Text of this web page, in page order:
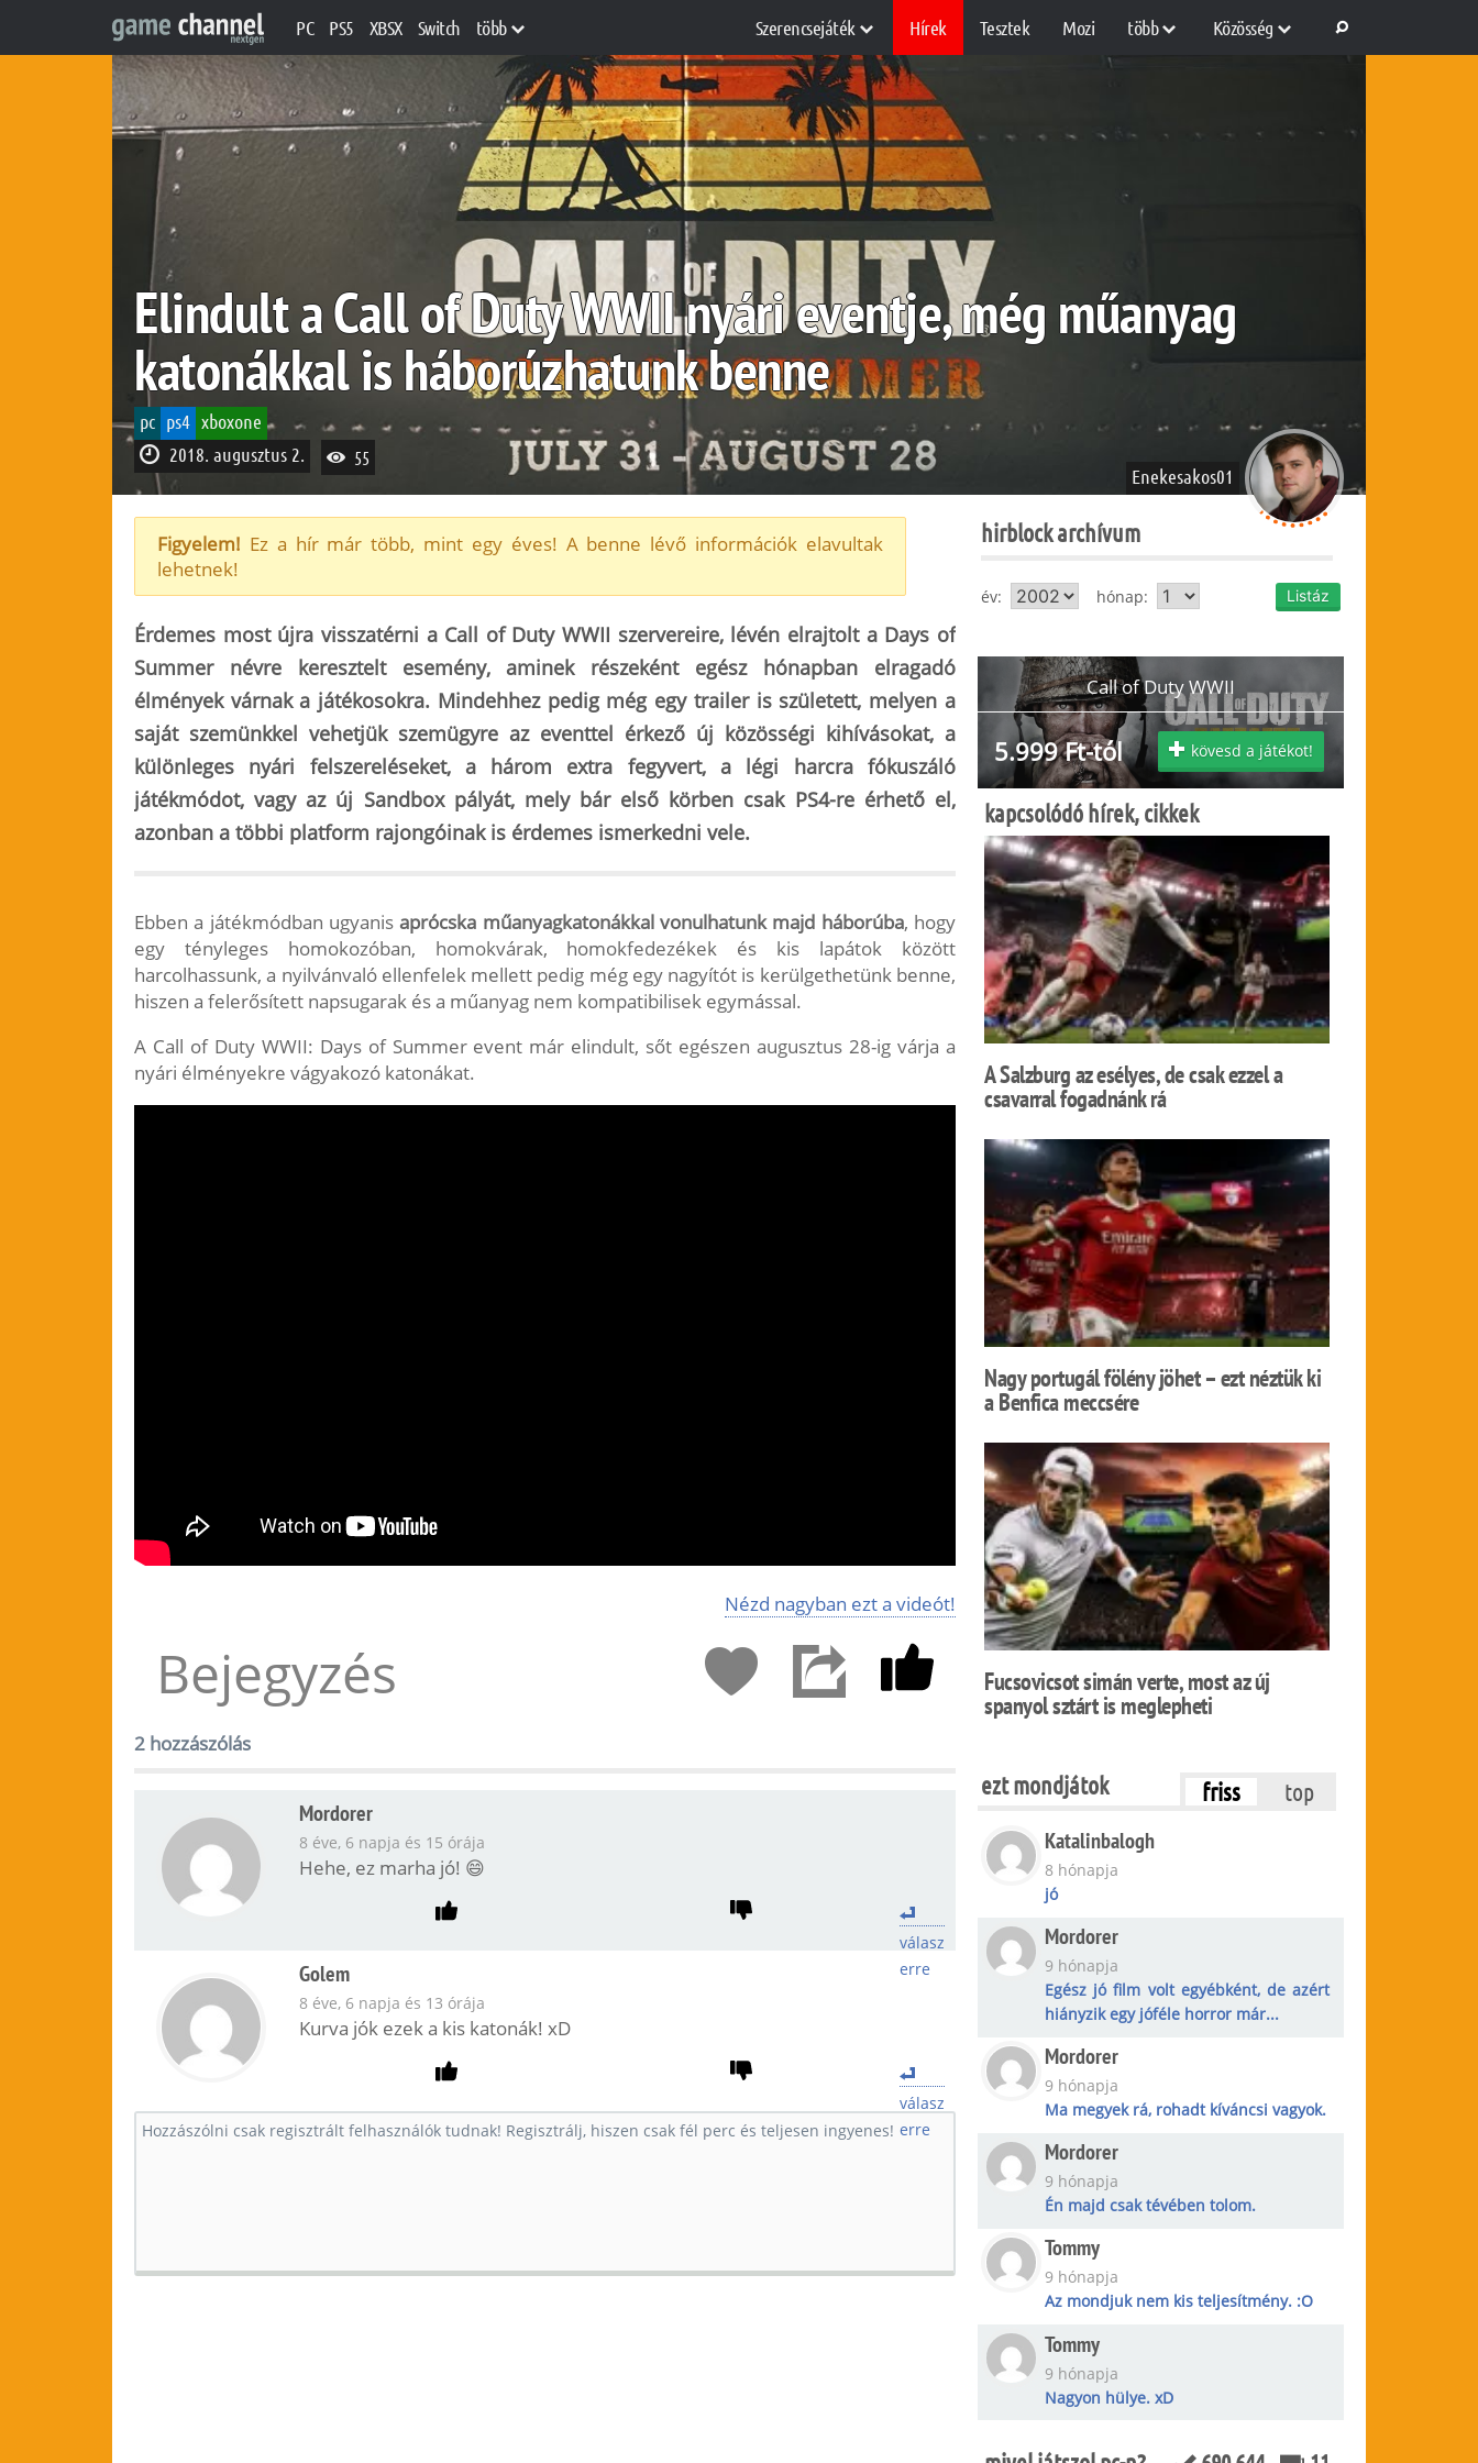
PC PS5 XBSX Switch több Szerencsejáték Hírek Tesztek Mozi több Közösség
Elindult a Call of Duty WWII nyári eventje, még műanyag
katonákkal is háborúzhatunk benne
pc ps4 xboxone
2018. augusztus 2.
55
Enekesakos01
Figyelem! Ez a hír már több, mint egy éves! A benne lévő információk elavultak
lehetnek!
Érdemes most újra visszatérni a Call of Duty WWII szervereire, lévén elrajtolt a Days of
Summer névre keresztelt esemény, aminek részeként egész hónapban elragadó
élmények várnak a játékosokra. Mindehhez pedig még egy trailer is született, melyen a
saját szemünkkel vehetjük szemügyre az eventtel érkező új közösségi kihívásokat, a
különleges nyári felszereléseket, a három extra fegyvert, a légi harcra fókuszáló
játékmódot, vagy az új Sandbox pályát, mely bár első körben csak PS4-re érhető el,
azonban a többi platform rajongóinak is érdemes ismerkedni vele.
Ebben a játékmódban ugyanisaprócska műanyagkatonákkal vonulhatunk majd háborúba, hogy
egy tényleges homokozóban, homokvárak, homokfedezékek és kis lapátok között
harcolhassunk, a nyilvánvaló ellenfelek mellett pedig még egy nagyítót is kerülgethetünk benne,
hiszen a felerősített napsugarak és a műanyag nem kompatibilisek egymással.
A Call of Duty WWII: Days of Summer event már elindult, sőt egészen augusztus 28-ig várja a
nyári élményekre vágyakozó katonákat.
Nézd nagyban ezt a videót!
Bejegyzés
2 hozzászólás
Mordorer
8 éve, 6 napja és 15 órája
Hehe, ez marha jó! 😄
válasz
erre
Golem
8 éve, 6 napja és 13 órája
Kurva jók ezek a kis katonák! xD
válasz
erre
hirblock archívum
év: hónap:
Call of Duty WWII
5.999 Ft-tól kövesd a játékot!
kapcsolódó hírek, cikkek
A Salzburg az esélyes, de csak ezzel a
csavarral fogadnánk rá
Nagy portugál fölény jöhet – ezt néztük ki
a Benfica meccsére
Fucsovicsot simán verte, most az új
spanyol sztárt is meglepheti
ezt mondjátok friss
top
Katalinbalogh
8 hónapja
jó
Mordorer
9 hónapja
Egész jó film volt egyébként, de azért
hiányzik egy jóféle horror már...
Mordorer
9 hónapja
Ma megyek rá, rohadt kíváncsi vagyok.
Mordorer
9 hónapja
Én majd csak tévében tolom.
Tommy
9 hónapja
Az mondjuk nem kis teljesítmény. :O
Tommy
9 hónapja
Nagyon hülye. xD